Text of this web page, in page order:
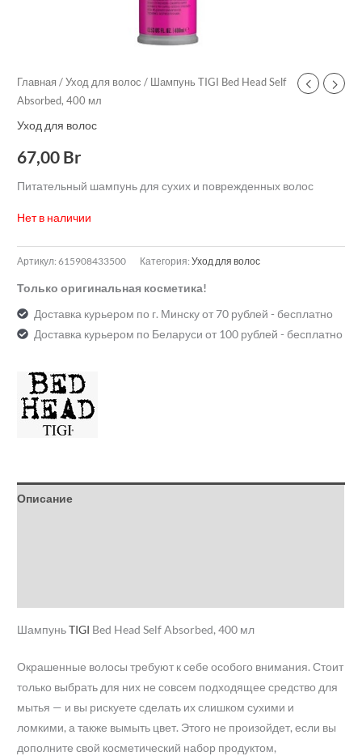
Главная /Уход для волос / Шампунь TIGI Bed Head Self
Absorbed, 400 мл
Уход для волос
67,00 Br
Питательный шампунь для сухих и поврежденных волос
Нет в наличии
Артикул:615908433500 Категория:Уход для волос
Только оригинальная косметика!
Доставка курьером по г. Минску от 70 рублей - бесплатно
Доставка курьером по Беларуси от 100 рублей - бесплатно
Описание
ШампуньTIGI Bed Head Self Absorbed, 400 мл
Окрашенные волосы требуют к себе особого внимания. Стоит
только выбрать для них не совсем подходящее средство для
мытья — и вы рискуете сделать их слишком сухими и
ломкими, а также вымыть цвет. Этого не произойдет, если вы
дополните свой косметический набор продуктом,